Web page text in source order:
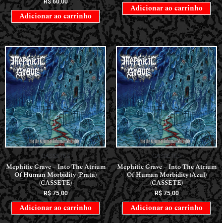
Adicionar ao carrinho
Adicionar ao carrinho
CASSETES
Mephitic Grave – Into The Atrium
Of Human Morbidity (Prata)
(CASSETE)
R$75,00
Adicionar ao carrinho
CASSETES
Mephitic Grave – Into The Atrium
Of Human Morbidity (Azul)
(CASSETE)
R$75,00
Adicionar ao carrinho